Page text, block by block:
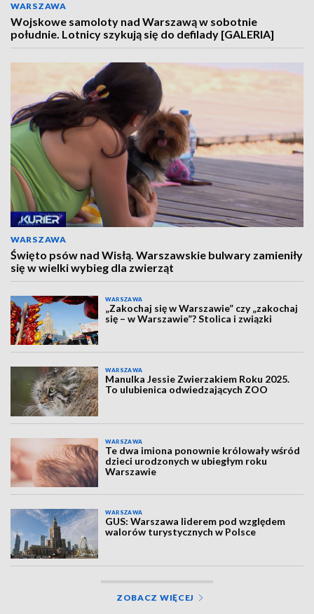
WARSZAWA
Wojskowe samoloty nad Warszawą w sobotnie
południe. Lotnicy szykują się do defilady [GALERIA]
WARSZAWA
Święto psów nad Wisłą. Warszawskie bulwary zamieniły
się w wielki wybieg dla zwierząt
WARSZAWA
„Zakochaj się w Warszawie” czy „zakochaj
się – w Warszawie”? Stolica i związki
WARSZAWA
Manulka Jessie Zwierzakiem Roku 2025.
To ulubienica odwiedzających ZOO
WARSZAWA
Te dwa imiona ponownie królowały wśród
dzieci urodzonych w ubiegłym roku
Warszawie
WARSZAWA
GUS: Warszawa liderem pod względem
walorów turystycznych w Polsce
ZOBACZ WIĘCEJ